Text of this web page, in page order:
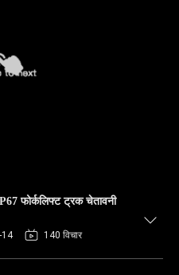
फोर्कलिफ्ट ट्रक चेतावनी
14 140 विचार